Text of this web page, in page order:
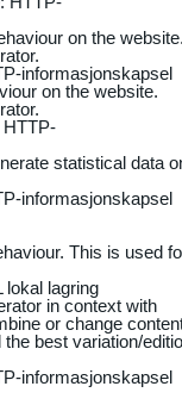
on the
informasjonskapsel
on the website.
HTTP-
statistical data
informasjonskapsel
This is used
lokal lagring
in context with
or change
best variation/
informasjonskapsel